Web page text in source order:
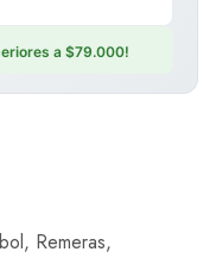
a $79.000!
, Remeras,